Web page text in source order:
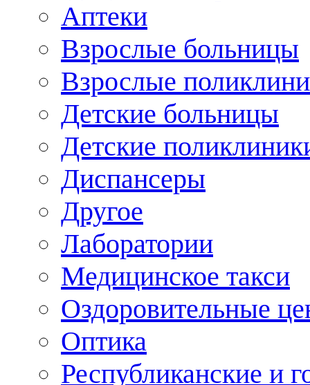
Аптеки
Взрослые больницы
Взрослые
Детские больницы
Детские
Диспансеры
Другое
Лаборатории
Медицинское такси
Оздоровительные
Оптика
Республиканские и